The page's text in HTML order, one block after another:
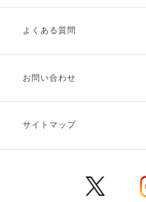
ご利用ガイドトップ
お支払方法
キャンセル・返品・交換
よくある質問
お問い合わせ
サイトマップ